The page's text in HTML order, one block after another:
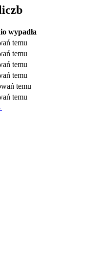
wypadła
temu
temu
temu
temu
temu
temu